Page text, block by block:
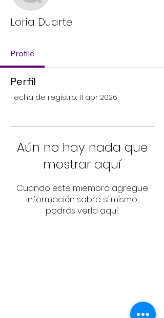
Loria Duarte
Profile
Perfil
Fecha de registro: 11 abr 2026
Aún no hay nada que
mostrar aquí
Cuando este miembro agregue
información sobre sí mismo,
podrás verla aquí.